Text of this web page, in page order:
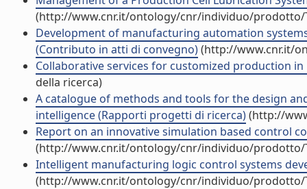
(http://www.cnr.it/ontology/cnr/individuo/prodotto/
Development of manufacturing automation
(Contributo in atti di convegno)(http://www.cnr.it/
Collaborative services for customized production
della ricerca)
A catalogue of methods and tools for the design
intelligence (Rapporti progetti di ricerca)(http://
Report on an innovative simulation based control
(http://www.cnr.it/ontology/cnr/individuo/prodotto/
Intelligent manufacturing logic control systems
(http://www.cnr.it/ontology/cnr/individuo/prodotto/